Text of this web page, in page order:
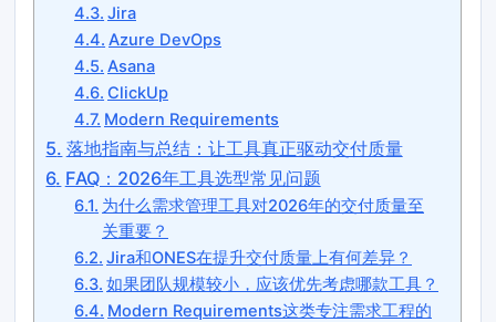
Jira
Azure DevOps
Asana
ClickUp
Modern Requirements
落地指南与总结：让工具真正驱动交付质量
FAQ：2026年工具选型常见问题
为什么需求管理工具对2026年的交付质量至
关重要？
Jira和ONES在提升交付质量上有何差异？
如果团队规模较小，应该优先考虑哪款工具？
Modern Requirements这类专注需求工程的